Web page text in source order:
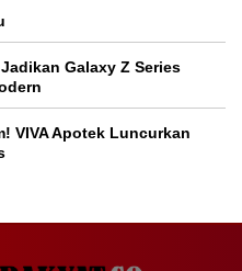
Galaxy Z Series
VIVA Apotek Luncurkan